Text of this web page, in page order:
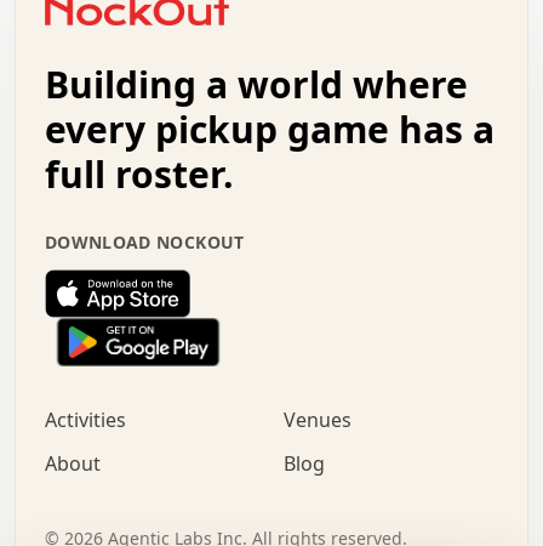
+   .   .   .   .   .   .   .   .   .   +   .   .
.   .   .   .   .   .   .   .   .   .   .   :   .
.   .   .   .   +   .   .   .   .   .   .   .   +
.   :   .   .   .   .   .   .   .   .   o   .   .
.   .   x   .   .   .   .   .   .   :   .   .   o
.   .   .   .   :   .   .   .   .   o   .   .   .
.   .   .   .   .   .   .   :   .   .   .   .   .
.   .   .   .   .   .   .   +   .   .   x   .   .
.   .   .   .   .   :   +   .   .   .   .   .   o
.   .   .   .   .   .   .   .   .   .   .   .   .
.   .   :   o   .   .   .   .   .   .   .   +   .
.   o   .   .   .   .   x   .   .   .   .   .   .
+   .   o   .   .   .   .   o   .   .   .   .
.   +   .   .   .   .   .   .   .   .   :   .   x
Building a world where
every pickup game has a
full roster.
DOWNLOAD NOCKOUT
Activities
Venues
About
Blog
© 2026 Agentic Labs Inc. All rights reserved.